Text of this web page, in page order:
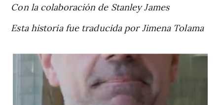
Con la colaboración de Stanley James
Esta historia fue traducida por Jimena Tolama